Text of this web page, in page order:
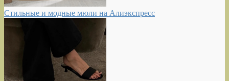
Стильные и модные мюли на Алиэкспресс